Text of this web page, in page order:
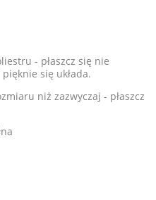
- płaszcz się nie
pięknie się układa.
niż zazwyczaj - płaszcz